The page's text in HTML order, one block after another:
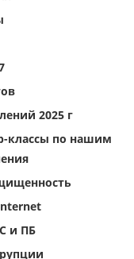
2025 г
классы по нашим
и ПБ